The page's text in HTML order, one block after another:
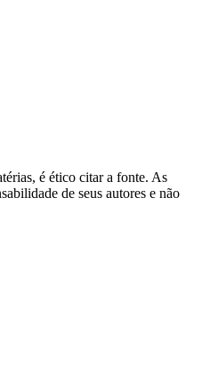
é ético citar a fonte. As
de seus autores e não